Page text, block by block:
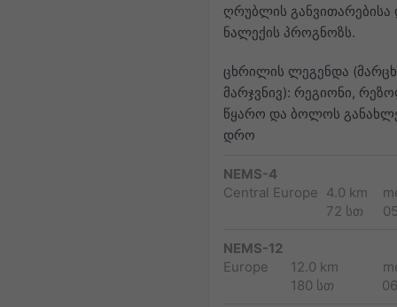
ღრუბლის განვითარებისა
ნალექის პროგნოზს.
ცხრილის ლეგენდა
მარჯვნივ): რეგიონი,
წყარო და ბოლოს
დრო
NEMS-4
Central Europe 4.0 km
72 სთ
NEMS-12
Europe
12.0 km
180 სთ